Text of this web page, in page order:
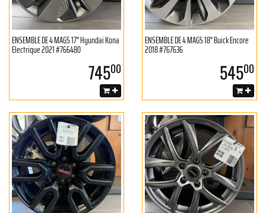
ENSEMBLE DE 4 MAGS 17'' Hyundai Kona
Electrique 2021 #766480
74500
ENSEMBLE DE 4 MAGS 18'' Buick Encore
2018 #767636
54500